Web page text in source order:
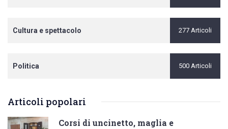
Cultura e spettacolo 277 Articoli
Politica 500 Articoli
Articoli popolari
Corsi di uncinetto, maglia e